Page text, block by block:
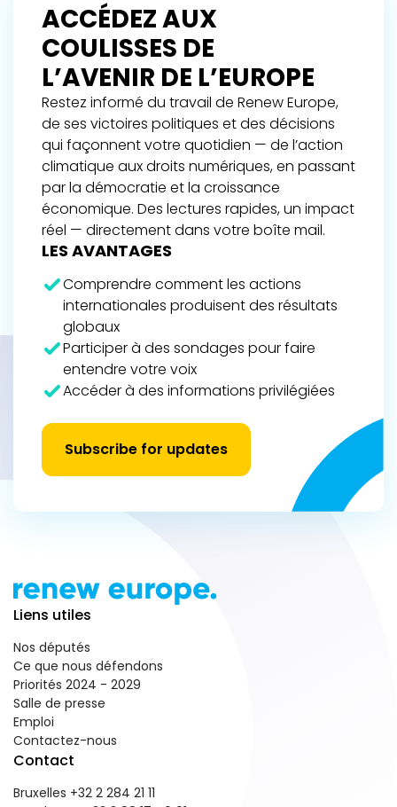
ACCÉDEZ AUX
COULISSES DE
L’AVENIR DE L’EUROPE
Restez informé du travail de Renew Europe,
de ses victoires politiques et des décisions
qui façonnent votre quotidien — de l’action
climatique aux droits numériques, en passant
par la démocratie et la croissance
économique. Des lectures rapides, un impact
réel — directement dans votre boîte mail.
LES AVANTAGES
Comprendre comment les actions
internationales produisent des résultats
globaux
Participer à des sondages pour faire
entendre votre voix
Accéder à des informations privilégiées
Subscribe for updates
Liens utiles
Nos députés
Ce que nous défendons
Priorités 2024 - 2029
Salle de presse
Emploi
Contactez-nous
Contact
Bruxelles +32 2 284 21 11